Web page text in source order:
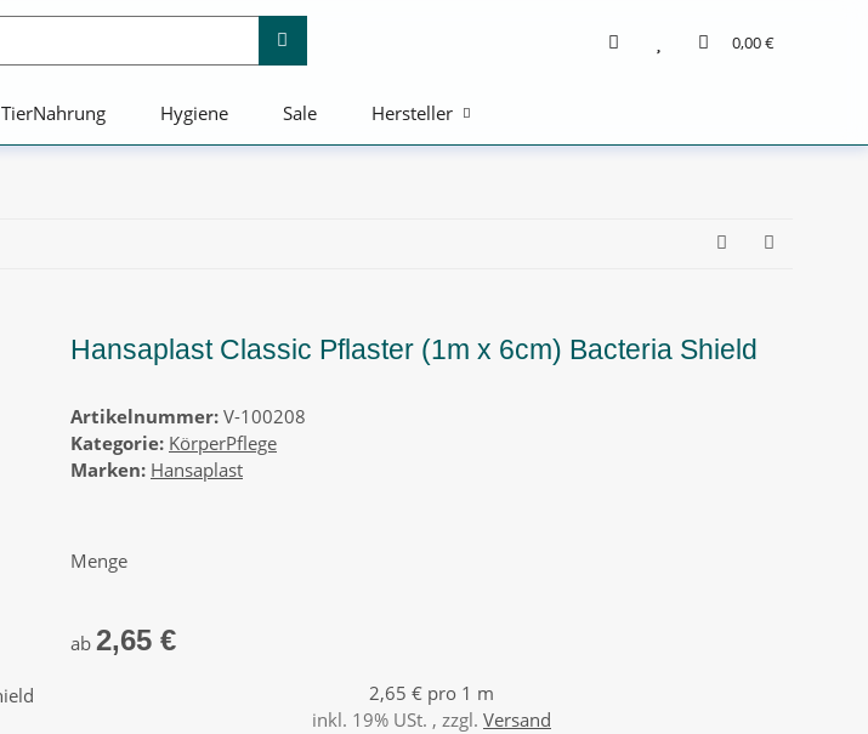
0,00 €
TierNahrung Hygiene Sale Hersteller
Hansaplast Classic Pflaster (1m x 6cm) Bacteria Shield
Artikelnummer: V-100208
Kategorie: KörperPflege
Marken: Hansaplast
Menge
ab 2,65 €
2,65 € pro 1 m
inkl. 19% USt. , zzgl. Versand